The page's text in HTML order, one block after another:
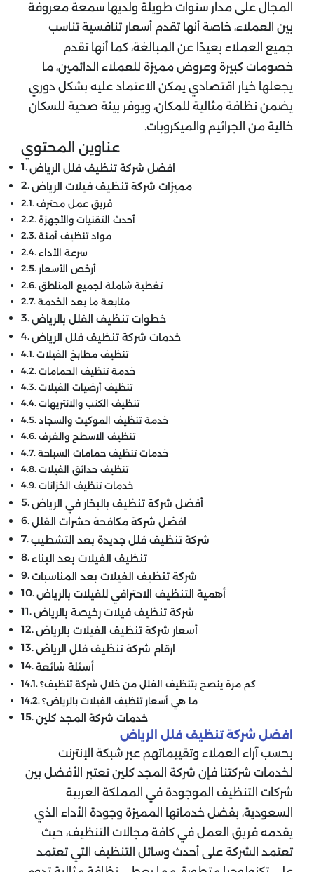
المجال على مدار سنوات طويلة ولديها سمعة معروفة
بين العملاء، خاصة أنها تقدم أسعار تنافسية تناسب
جميع العملاء بعيدًا عن المبالغة، كما أنها تقدم
خصومات كبيرة وعروض مميزة للعملاء الدائمين، ما
يجعلها خيار اقتصادي يمكن الاعتماد عليه بشكل دوري
يضمن نظافة مثالية للمكان، ويوفر بيئة صحية للسكان
خالية من الجراثيم والميكروبات.
عناوين المحتوي
افضل شركة تنظيف فلل الرياض
مميزات شركة تنظيف فيلات الرياض
فريق عمل محترف
أحدث التقنيات والأجهزة
مواد تنظيف آمنة
سرعة الأداء
أرخص الأسعار
تغطية شاملة لجميع المناطق
متابعة ما بعد الخدمة
خطوات تنظيف الفلل بالرياض
خدمات شركة تنظيف فلل الرياض
تنظيف مطابخ الفيلات
خدمة تنظيف الحمامات
تنظيف أرضيات الفيلات
تنظيف الكنب والانتريهات
خدمة تنظيف الموكيت والسجاد
تنظيف الاسطح والغرف
خدمات تنظيف حمامات السباحة
تنظيف حدائق الفيلات
خدمات تنظيف الخزانات
أفضل شركة تنظيف بالبخار في الرياض
افضل شركة مكافحة حشرات الفلل
شركة تنظيف فلل جديدة بعد التشطيب
تنظيف الفيلات بعد البناء
شركة تنظيف الفيلات بعد المناسبات
أهمية التنظيف الاحترافي للفيلات بالرياض
شركة تنظيف فيلات رخيصة بالرياض
أسعار شركة تنظيف الفيلات بالرياض
ارقام شركة تنظيف فلل الرياض
أسئلة شائعة
كم مرة ينصح بتنظيف الفلل من خلال شركة تنظيف؟
ما هي أسعار تنظيف الفيلات بالرياض؟
خدمات شركة المجد كلين
افضل شركة تنظيف فلل الرياض
بحسب آراء العملاء وتقييماتهم عبر شبكة الإنترنت
لخدمات شركتنا فإن شركة المجد كلين تعتبر الأفضل بين
شركات التنظيف الموجودة في المملكة العربية
السعودية، بفضل خدماتها المميزة وجودة الأداء الذي
يقدمه فريق العمل في كافة مجالات التنظيف، حيث
تعتمد الشركة على أحدث وسائل التنظيف التي تعتمد